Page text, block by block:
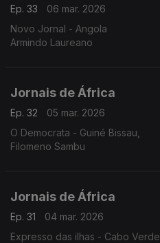
Ep. 33
06 mar. 2026
Novo Jornal - Angola
Armindo Laureano
Jornais de África
Ep. 32
05 mar. 2026
O Democrata - Guiné Bissau,
Filomeno Sambu
Jornais de África
Ep. 31
04 mar. 2026
Expresso das ilhas - Cabo Verde,